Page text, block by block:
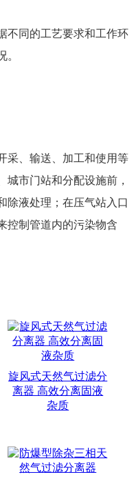
不同的工艺要求和工作环
。
采、输送、加工和使用等
城市门站和分配设施前，
除液处理；在压气站入口
控制管道内的污染物含
旋风式天然气过滤分
离器 高效分离固液
杂质